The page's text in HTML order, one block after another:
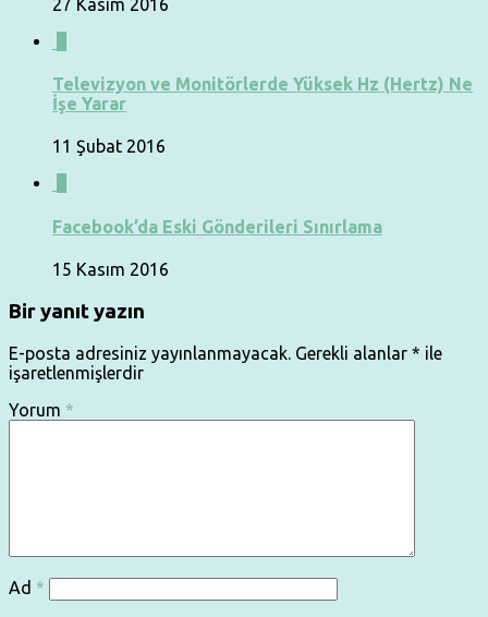
27 Kasım 2016
Televizyon ve Monitörlerde Yüksek Hz (Hertz) Ne
İşe Yarar
11 Şubat 2016
Facebook’da Eski Gönderileri Sınırlama
15 Kasım 2016
Bir yanıt yazın
E-posta adresiniz yayınlanmayacak. Gerekli alanlar * ile
işaretlenmişlerdir
Yorum *
Ad *